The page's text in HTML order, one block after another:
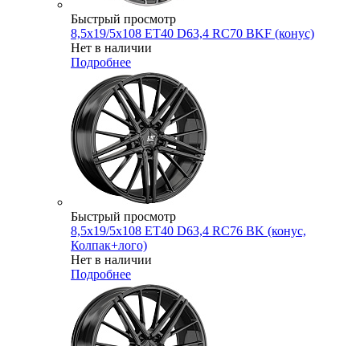
Быстрый просмотр
8,5x19/5x108 ET40 D63,4 RC70 BKF (конус)
Нет в наличии
Подробнее
Быстрый просмотр
8,5x19/5x108 ET40 D63,4 RC76 BK (конус,
Колпак+лого)
Нет в наличии
Подробнее